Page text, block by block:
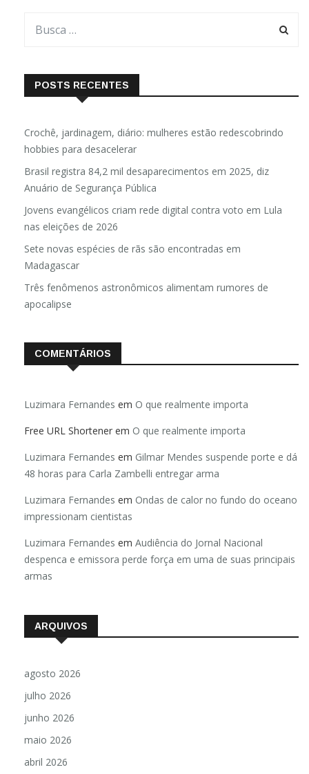
POSTS RECENTES
Crochê, jardinagem, diário: mulheres estão redescobrindo
hobbies para desacelerar
Brasil registra 84,2 mil desaparecimentos em 2025, diz
Anuário de Segurança Pública
Jovens evangélicos criam rede digital contra voto em Lula
nas eleições de 2026
Sete novas espécies de rãs são encontradas em
Madagascar
Três fenômenos astronômicos alimentam rumores de
apocalipse
COMENTÁRIOS
Luzimara Fernandes em O que realmente importa
Free URL Shortener em O que realmente importa
Luzimara Fernandes em Gilmar Mendes suspende porte e dá
48 horas para Carla Zambelli entregar arma
Luzimara Fernandes em Ondas de calor no fundo do oceano
impressionam cientistas
Luzimara Fernandes em Audiência do Jornal Nacional
despenca e emissora perde força em uma de suas principais
armas
ARQUIVOS
agosto 2026
julho 2026
junho 2026
maio 2026
abril 2026